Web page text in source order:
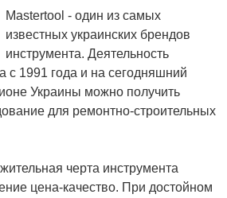
Mastertool - один из самых
известных украинских брендов
инструмента. Деятельность
с 1991 года и на сегодняшний
Украины можно получить
для ремонтно-строительных
черта инструмента
цена-качество. При достойном